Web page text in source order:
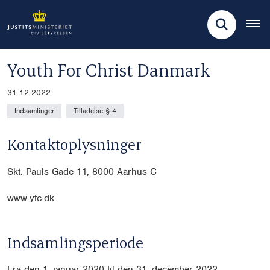
Youth For Christ Danmark
31-12-2022
Indsamlinger Tilladelse § 4
Kontaktoplysninger
Skt. Pauls Gade 11, 8000 Aarhus C
www.yfc.dk
Indsamlingsperiode